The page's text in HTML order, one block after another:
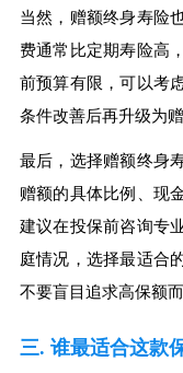
当然，赠额终身寿险
费通常比定期寿险高
前预算有限，可以考
条件改善后再升级为
最后，选择赠额终身
赠额的具体比例、现
建议在投保前咨询专
庭情况，选择最适合
不要盲目追求高保额
三. 谁最适合这款